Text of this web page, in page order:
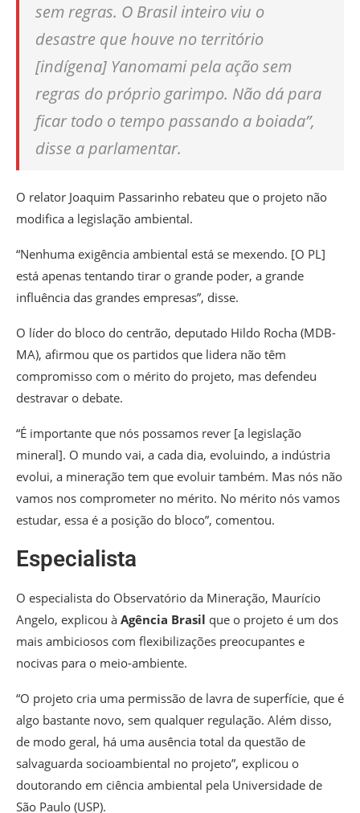
sem regras. O Brasil inteiro viu o
desastre que houve no território
[indígena] Yanomami pela ação sem
regras do próprio garimpo. Não dá para
ficar todo o tempo passando a boiada”,
disse a parlamentar.
O relator Joaquim Passarinho rebateu que o projeto não
modifica a legislação ambiental.
“Nenhuma exigência ambiental está se mexendo. [O PL]
está apenas tentando tirar o grande poder, a grande
influência das grandes empresas”, disse.
O líder do bloco do centrão, deputado Hildo Rocha (MDB-
MA), afirmou que os partidos que lidera não têm
compromisso com o mérito do projeto, mas defendeu
destravar o debate.
“É importante que nós possamos rever [a legislação
mineral]. O mundo vai, a cada dia, evoluindo, a indústria
evolui, a mineração tem que evoluir também. Mas nós não
vamos nos comprometer no mérito. No mérito nós vamos
estudar, essa é a posição do bloco”, comentou.
Especialista
O especialista do Observatório da Mineração, Maurício
Angelo, explicou à Agência Brasil que o projeto é um dos
mais ambiciosos com flexibilizações preocupantes e
nocivas para o meio-ambiente.
“O projeto cria uma permissão de lavra de superfície, que é
algo bastante novo, sem qualquer regulação. Além disso,
de modo geral, há uma ausência total da questão de
salvaguarda socioambiental no projeto”, explicou o
doutorando em ciência ambiental pela Universidade de
São Paulo (USP).